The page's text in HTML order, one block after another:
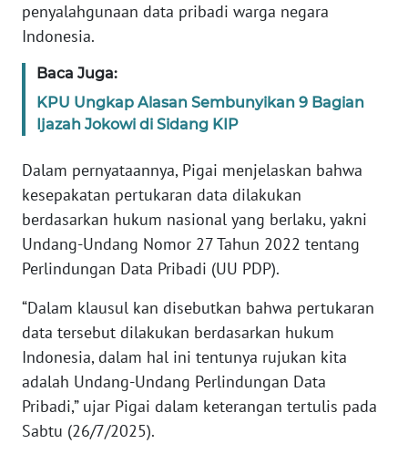
penyalahgunaan data pribadi warga negara
Indonesia.
Baca Juga:
KPU Ungkap Alasan Sembunyikan 9 Bagian
Ijazah Jokowi di Sidang KIP
Dalam pernyataannya, Pigai menjelaskan bahwa
kesepakatan pertukaran data dilakukan
berdasarkan hukum nasional yang berlaku, yakni
Undang-Undang Nomor 27 Tahun 2022 tentang
Perlindungan Data Pribadi (UU PDP).
“Dalam klausul kan disebutkan bahwa pertukaran
data tersebut dilakukan berdasarkan hukum
Indonesia, dalam hal ini tentunya rujukan kita
adalah Undang-Undang Perlindungan Data
Pribadi,” ujar Pigai dalam keterangan tertulis pada
Sabtu (26/7/2025).
TENTANG
KAMI
PEDOMAN
MEDIA
SIBER
REDAKSI
KARIR
DISCLAIMER
Wahana
News
Regional
WN
SUMUT